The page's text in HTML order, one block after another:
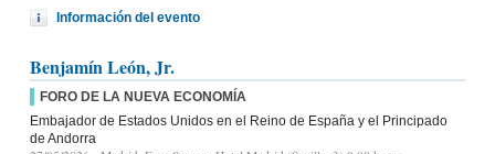
Información del evento
Benjamín León, Jr.
FORO DE LA NUEVA ECONOMÍA
Embajador de Estados Unidos en el Reino de España y el Principado
de Andorra